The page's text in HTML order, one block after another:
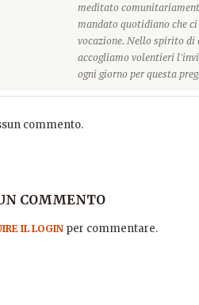
meditato
mandato quotidiano che
vocazione. Nello spirito di
accogliamo volentieri
ogni giorno per questa
commento.
COMMENTO
IL LOGIN per commentare.